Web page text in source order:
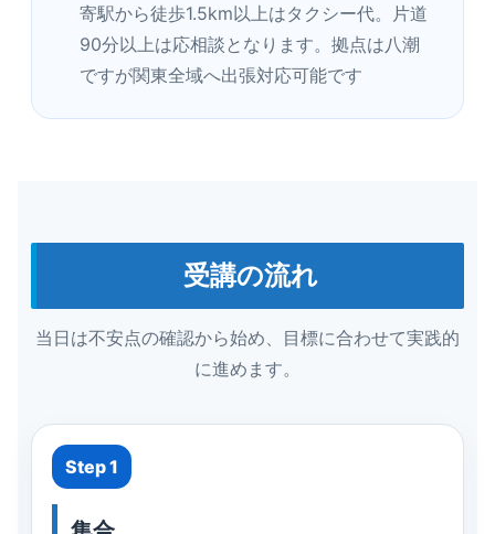
寄駅から徒歩1.5km以上はタクシー代。片道
90分以上は応相談となります。拠点は八潮
ですが関東全域へ出張対応可能です
受講の流れ
当日は不安点の確認から始め、目標に合わせて実践的
に進めます。
Step 1